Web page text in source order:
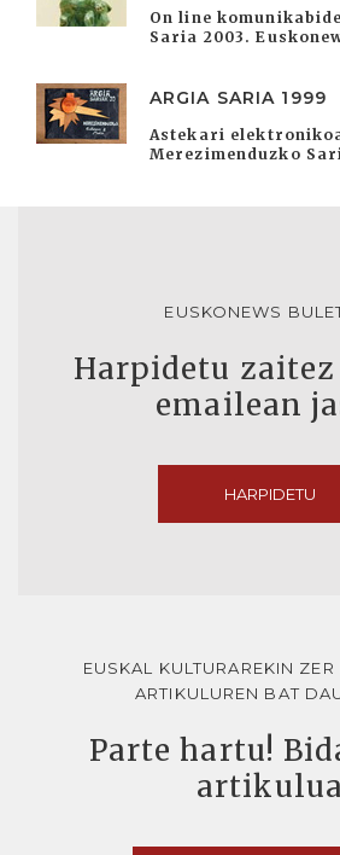
On line
Saria 2003.
ARGIA SARIA 1999
Astekari
Merezimenduzko
EUSKONEWS
Harpidetu zaitez
emailean
HARPIDETU
EUSKAL KULTURAREKIN
ARTIKULUREN BAT
Parte hartu!
artikulua